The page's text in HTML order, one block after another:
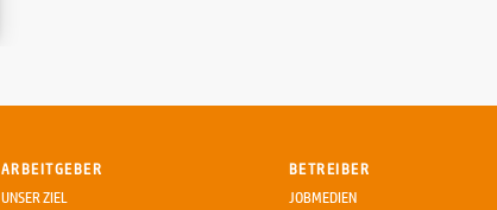
ARBEITGEBER
UNSER ZIEL
BETREIBER
JOBMEDIEN